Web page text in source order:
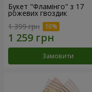
Букет "Фламінго" з 17
рожевих гвоздик
1 399 грн
Замовити